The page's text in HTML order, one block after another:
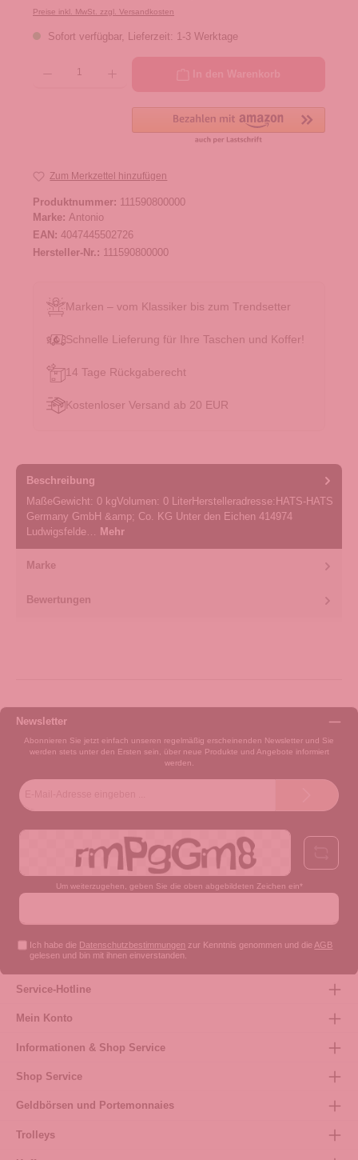
Preise inkl. MwSt. zzgl. Versandkosten
Sofort verfügbar, Lieferzeit: 1-3 Werktage
Zum Merkzettel hinzufügen
Produktnummer: 111590800000
Marke: Antonio
EAN: 4047445502726
Hersteller-Nr.: 111590800000
Marken – vom Klassiker bis zum Trendsetter
Schnelle Lieferung für Ihre Taschen und Koffer!
14 Tage Rückgaberecht
Kostenloser Versand ab 20 EUR
Beschreibung
MaßeGewicht: 0 kgVolumen: 0 LiterHerstelleradresse:HATS-HATS
Germany GmbH &amp; Co. KG Unter den Eichen 414974
Ludwigsfelde… Mehr
Marke
Bewertungen
Newsletter
Abonnieren Sie jetzt einfach unseren regelmäßig erscheinenden Newsletter und Sie
werden stets unter den Ersten sein, über neue Produkte und Angebote informiert
werden.
Um weiterzugehen, geben Sie die oben abgebildeten Zeichen ein*
Ich habe die Datenschutzbestimmungen zur Kenntnis genommen und die AGB
gelesen und bin mit ihnen einverstanden.
Service-Hotline
Mein Konto
Informationen & Shop Service
Shop Service
Geldbörsen und Portemonnaies
Trolleys